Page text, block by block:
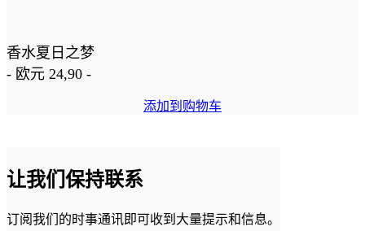
香水夏日之梦
- 欧元 24,90 -
添加到购物车
让我们保持联系
订阅我们的时事通讯即可收到大量提示和信息。